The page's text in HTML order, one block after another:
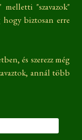
"szavazok"
biztosan erre
és szerezz még
annál több